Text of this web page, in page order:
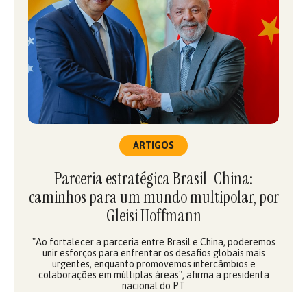
ARTIGOS
Parceria estratégica Brasil-China:
caminhos para um mundo multipolar, por
Gleisi Hoffmann
"Ao fortalecer a parceria entre Brasil e China, poderemos
unir esforços para enfrentar os desafios globais mais
urgentes, enquanto promovemos intercâmbios e
colaborações em múltiplas áreas", afirma a presidenta
nacional do PT